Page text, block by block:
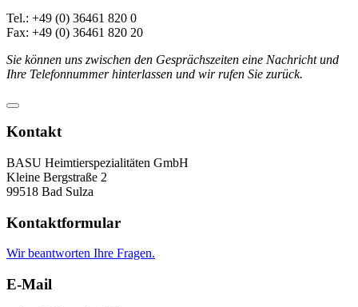
Tel.: +49 (0) 36461 820 0
Fax: +49 (0) 36461 820 20
Sie können uns zwischen den Gesprächszeiten eine Nachricht und
Ihre Telefonnummer hinterlassen und wir rufen Sie zurück.
Kontakt
BASU Heimtierspezialitäten GmbH
Kleine Bergstraße 2
99518 Bad Sulza
Kontaktformular
Wir beantworten Ihre Fragen.
E-Mail